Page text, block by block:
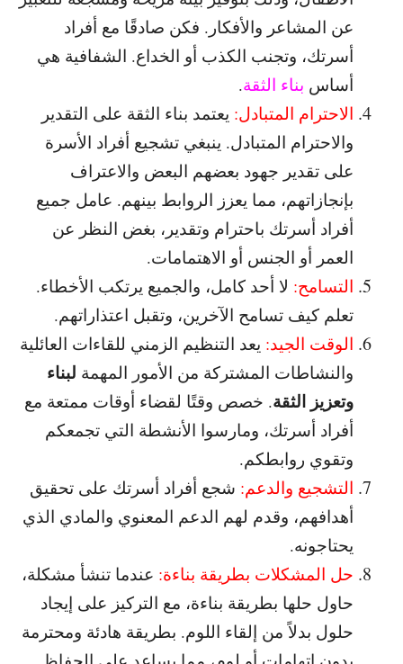
عن المشاعر والأفكار. فكن صادقًا مع أفراد
أسرتك، وتجنب الكذب أو الخداع. الشفافية هي
أساس بناء الثقة.
الاحترام المتبادل: يعتمد بناء الثقة على التقدير
والاحترام المتبادل. ينبغي تشجيع أفراد الأسرة
على تقدير جهود بعضهم البعض والاعتراف
بإنجازاتهم، مما يعزز الروابط بينهم. عامل جميع
أفراد أسرتك باحترام وتقدير، بغض النظر عن
العمر أو الجنس أو الاهتمامات.
التسامح: لا أحد كامل، والجميع يرتكب الأخطاء.
تعلم كيف تسامح الآخرين، وتقبل اعتذاراتهم.
الوقت الجيد: يعد التنظيم الزمني للقاءات العائلية
والنشاطات المشتركة من الأمور المهمة لبناء
وتعزيز الثقة. خصص وقتًا لقضاء أوقات ممتعة مع
أفراد أسرتك، ومارسوا الأنشطة التي تجمعكم
وتقوي روابطكم.
التشجيع والدعم: شجع أفراد أسرتك على تحقيق
أهدافهم، وقدم لهم الدعم المعنوي والمادي الذي
يحتاجونه.
حل المشكلات بطريقة بناءة: عندما تنشأ مشكلة،
حاول حلها بطريقة بناءة، مع التركيز على إيجاد
حلول بدلاً من إلقاء اللوم. بطريقة هادئة ومحترمة